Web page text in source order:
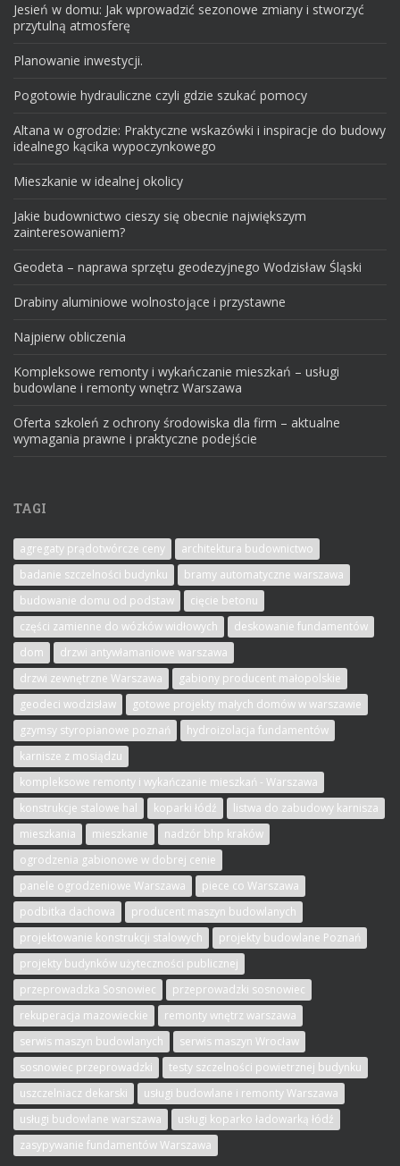
Jesień w domu: Jak wprowadzić sezonowe zmiany i stworzyć
przytulną atmosferę
Planowanie inwestycji.
Pogotowie hydrauliczne czyli gdzie szukać pomocy
Altana w ogrodzie: Praktyczne wskazówki i inspiracje do budowy
idealnego kącika wypoczynkowego
Mieszkanie w idealnej okolicy
Jakie budownictwo cieszy się obecnie największym
zainteresowaniem?
Geodeta – naprawa sprzętu geodezyjnego Wodzisław Śląski
Drabiny aluminiowe wolnostojące i przystawne
Najpierw obliczenia
Kompleksowe remonty i wykańczanie mieszkań – usługi
budowlane i remonty wnętrz Warszawa
Oferta szkoleń z ochrony środowiska dla firm – aktualne
wymagania prawne i praktyczne podejście
TAGI
agregaty prądotwórcze ceny
architektura budownictwo
badanie szczelności budynku
bramy automatyczne warszawa
budowanie domu od podstaw
cięcie betonu
części zamienne do wózków widłowych
deskowanie fundamentów
dom
drzwi antywłamaniowe warszawa
drzwi zewnętrzne Warszawa
gabiony producent małopolskie
geodeci wodzisław
gotowe projekty małych domów w warszawie
gzymsy styropianowe poznań
hydroizolacja fundamentów
karnisze z mosiądzu
kompleksowe remonty i wykańczanie mieszkań - Warszawa
konstrukcje stalowe hal
koparki łódź
listwa do zabudowy karnisza
mieszkania
mieszkanie
nadzór bhp kraków
ogrodzenia gabionowe w dobrej cenie
panele ogrodzeniowe Warszawa
piece co Warszawa
podbitka dachowa
producent maszyn budowlanych
projektowanie konstrukcji stalowych
projekty budowlane Poznań
projekty budynków użyteczności publicznej
przeprowadzka Sosnowiec
przeprowadzki sosnowiec
rekuperacja mazowieckie
remonty wnętrz warszawa
serwis maszyn budowlanych
serwis maszyn Wrocław
sosnowiec przeprowadzki
testy szczelności powietrznej budynku
uszczelniacz dekarski
usługi budowlane i remonty Warszawa
usługi budowlane warszawa
usługi koparko ładowarką łódź
zasypywanie fundamentów Warszawa